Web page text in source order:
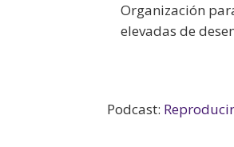
Organización
elevadas de
Podcast: